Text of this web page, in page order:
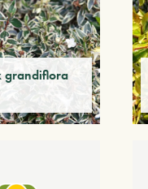
grandiflora